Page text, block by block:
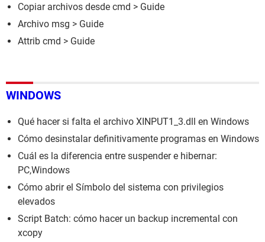
Copiar archivos desde cmd > Guide
Archivo msg > Guide
Attrib cmd > Guide
WINDOWS
Qué hacer si falta el archivo XINPUT1_3.dll en Windows
Cómo desinstalar definitivamente programas en Windows
Cuál es la diferencia entre suspender e hibernar:
PC,Windows
Cómo abrir el Símbolo del sistema con privilegios
elevados
Script Batch: cómo hacer un backup incremental con
xcopy